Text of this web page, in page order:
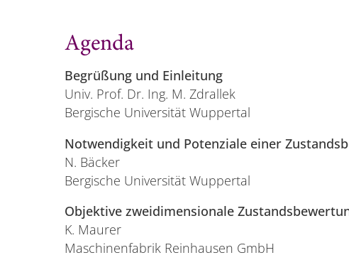
Agenda
Begrüßung und Einleitung
Univ. Prof. Dr. Ing. M. Zdrallek
Bergische Universität Wuppertal
Notwendigkeit und Potenziale einer
N. Bäcker
Bergische Universität Wuppertal
Objektive zweidimensionale
K. Maurer
Maschinenfabrik Reinhausen GmbH